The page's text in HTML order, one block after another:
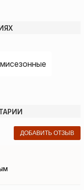
ДОБАВИТЬ ОТЗЫВ